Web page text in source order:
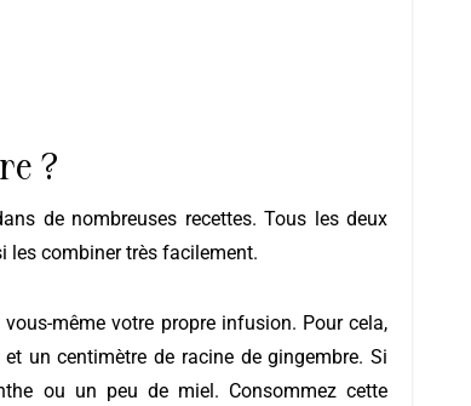
?
les combiner très facilement.
même votre propre infusion. Pour cela,
un centimètre de racine de gingembre. Si
ou un peu de miel. Consommez cette